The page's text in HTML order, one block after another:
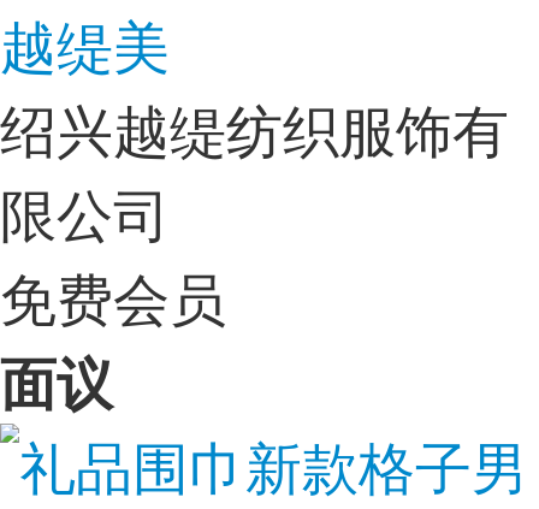
越缇美
绍兴越缇纺织服饰有
限公司
免费会员
面议